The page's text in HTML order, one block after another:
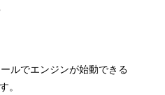
ルでエンジンが始動できる
。